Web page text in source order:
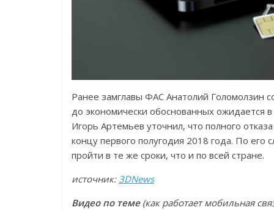
Ранее замглавы ФАС Анатолий Голомолзин
до экономически обоснованных ожидается
Игорь Артемьев уточнил, что полного
концу первого полугодия 2018 года. По
пройти в те же сроки, что и по всей стране.
источник: 3DNews
Видео по теме(как работает мобильная